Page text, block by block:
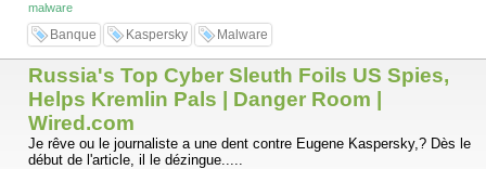
malware
Banque Kaspersky Malware
Russia's Top Cyber Sleuth Foils US Spies,
Helps Kremlin Pals | Danger Room |
Wired.com
Je rêve ou le journaliste a une dent contre Eugene Kaspersky,? Dès le
début de l'article, il le dézingue.....